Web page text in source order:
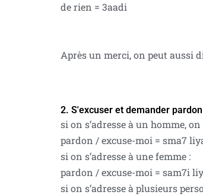
de rien = 3aadi
Après un merci, on peut aussi
2. S'excuser et demander
si on s’adresse à un homme,
pardon / excuse-moi = sma7
si on s’adresse à une femme :
pardon / excuse-moi = sam7i
si on s’adresse à plusieurs